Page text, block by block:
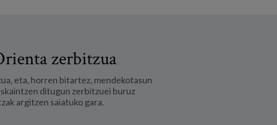
zerbitzua
eta, horren bitartez, mendekotasun
ditugun zerbitzuei buruz
argitzen saiatuko gara.